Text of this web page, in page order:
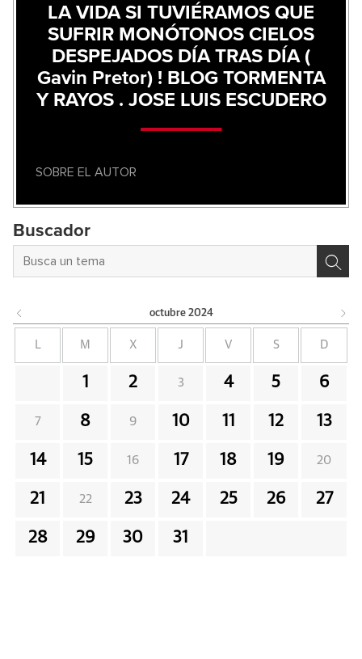
LA VIDA SI TUVIÉRAMOS QUE
SUFRIR MONÓTONOS CIELOS
DESPEJADOS DÍA TRAS DÍA (
Gavin Pretor) ! BLOG TORMENTA
Y RAYOS . JOSE LUIS ESCUDERO
SOBRE EL AUTOR
Buscador
octubre 2024
M X J V S D
1 2 3 4 5 6
7 8 9 10 11 12 13
14 15 16 17 18 19 20
21 22 23 24 25 26 27
28 29 30 31